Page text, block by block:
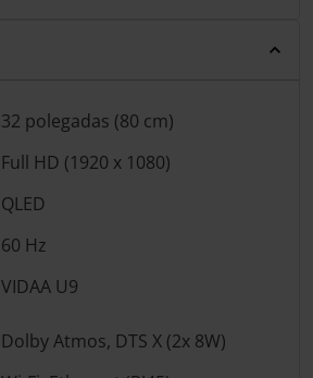
32 polegadas (80 cm)
Full HD (1920 x 1080)
QLED
60 Hz
VIDAA U9
Dolby Atmos, DTS X (2x 8W)